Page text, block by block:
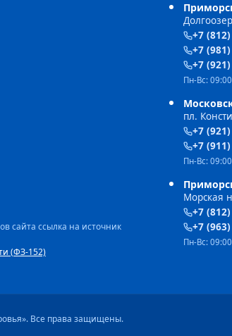
сайта ссылка на источник
(ФЗ-152)
+7
+7
+7
Пн-Вс:
пл.
+7
+7
Пн-Вс:
Морская
+7
+7
Пн-Вс:
Все права защищены.